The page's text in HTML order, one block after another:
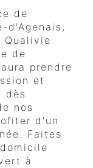
de
d'Agenais,
Qualivie
de
prendre
et
dès
nos
d'un
Faites
à